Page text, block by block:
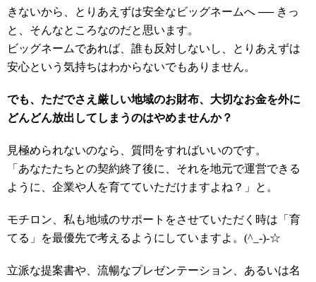
きないから、とりあえずは安全なビッグネームへ ── きっ
と、そんなところなのだと思います。
ビッグネームであれば、誰も反対しないし、とりあえずは
安心という気持ちはわからないでもありません。
でも、ただでさえ厳しい地域のお財布、大切なお金を外に
どんどん放出してしまうのはやめませんか？
見極められないのなら、質問をすればいいのです。
「あなたたちとの契約終了後に、それを地元で運営できる
ように、企業や人を育てていただけますよね？」と。
モチロン、私も地域のサポートをさせていただく時は「育
てる」を最優先で考えるようにしていますよ。(^_-)-☆
立派な提案書や、流暢なプレゼンテーション、あるいは名